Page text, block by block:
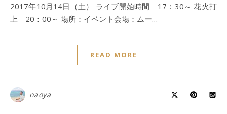
2017年10月14日（土） ライブ開始時間 17：30～ 花火打
上 20：00～ 場所：イベント会場：ムー…
READ MORE
naoya